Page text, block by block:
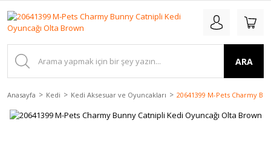
ARA
Anasayfa Kedi Kedi Aksesuar ve Oyuncakları 20641399 M-Pets Charmy